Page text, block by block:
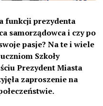
funkcji prezydenta
samorządowca i czy po
pasje? Na te i wiele
Szkoły
Prezydent Miasta
zaproszenie na